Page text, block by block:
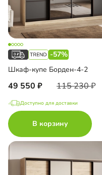
-57%
Шкаф-купе Борден-4-2
49 550 115 230
Доступно для доставки
В корзину